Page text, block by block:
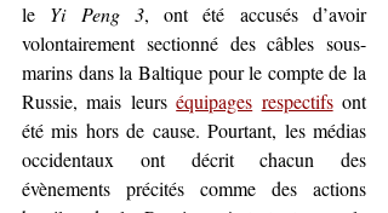
le Yi Peng 3, ont été accusés d’avoir
volontairement sectionné des câbles sous-
marins dans la Baltique pour le compte de la
Russie, mais leurs équipages respectifs ont
été mis hors de cause. Pourtant, les médias
occidentaux ont décrit chacun des
évènements précités comme des actions